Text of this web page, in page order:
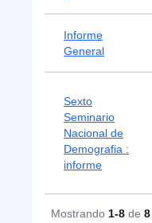
Informe
General
Sexto
Seminario
Nacional de
Demografia :
informe
Mostrando 1-8 de 8